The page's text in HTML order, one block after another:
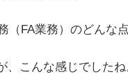
FA業務）のどんな
こんな感じでしたね